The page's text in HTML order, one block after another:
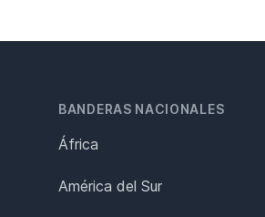
BANDERAS NACIONALES
África
América del Sur